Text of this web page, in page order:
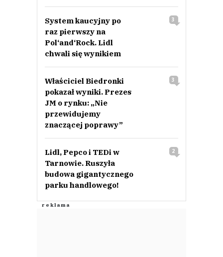
System kaucyjny po
raz pierwszy na
Pol‘and‘Rock. Lidl
chwali się wynikiem
3
Właściciel Biedronki
pokazał wyniki. Prezes
JM o rynku: „Nie
przewidujemy
znaczącej poprawy”
3
Lidl, Pepco i TEDi w
Tarnowie. Ruszyła
budowa gigantycznego
parku handlowego!
2